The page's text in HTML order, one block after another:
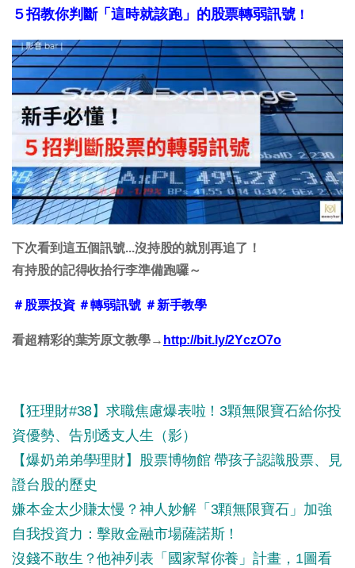
５招教你判斷「這時就該跑」的股票轉弱訊號 ！
下次看到這五個訊號...沒持股的就別再追了！
有持股的記得收拾行李準備跑囉～
＃股票投資 ＃轉弱訊號 ＃新手教學
看超精彩的葉芳原文教學→ http://bit.ly/2YczO7o
【狂理財#38】求職焦慮爆表啦！3顆無限寶石給你投
資優勢、告別透支人生（影）
【爆奶弟弟學理財】股票博物館 帶孩子認識股票、見
證台股的歷史
嫌本金太少賺太慢？神人妙解「3顆無限寶石」加強
自我投資力：擊敗金融市場薩諾斯！
沒錢不敢生？他神列表「國家幫你養」計畫，1圖看